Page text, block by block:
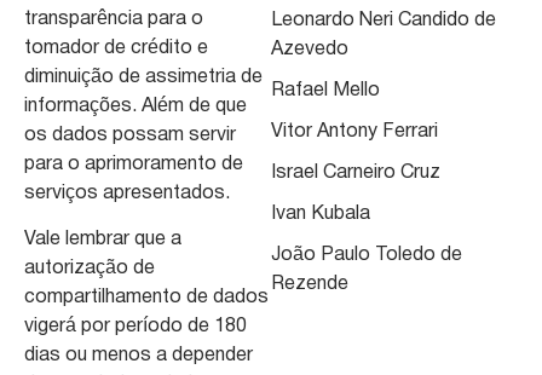
transparência para o
tomador de crédito e
diminuição de assimetria de
informações. Além de que
os dados possam servir
para o aprimoramento de
serviços apresentados.
Vale lembrar que a
autorização de
compartilhamento de dados
vigerá por período de 180
dias ou menos a depender
Leonardo Neri Candido de
Azevedo
Rafael Mello
Vitor Antony Ferrari
Israel Carneiro Cruz
Ivan Kubala
João Paulo Toledo de
Rezende